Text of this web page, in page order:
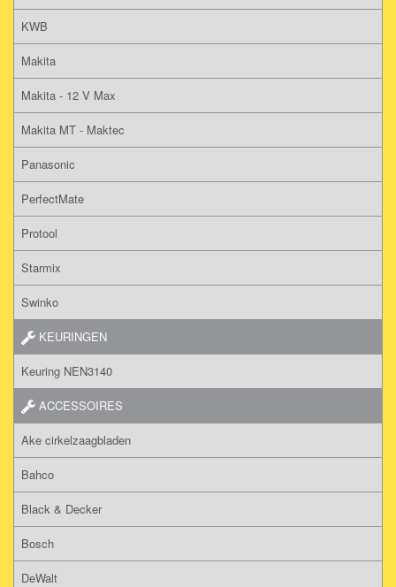
KWB
Makita
Makita - 12 V Max
Makita MT - Maktec
Panasonic
PerfectMate
Protool
Starmix
Swinko
KEURINGEN
Keuring NEN3140
ACCESSOIRES
Ake cirkelzaagbladen
Bahco
Black & Decker
Bosch
DeWalt